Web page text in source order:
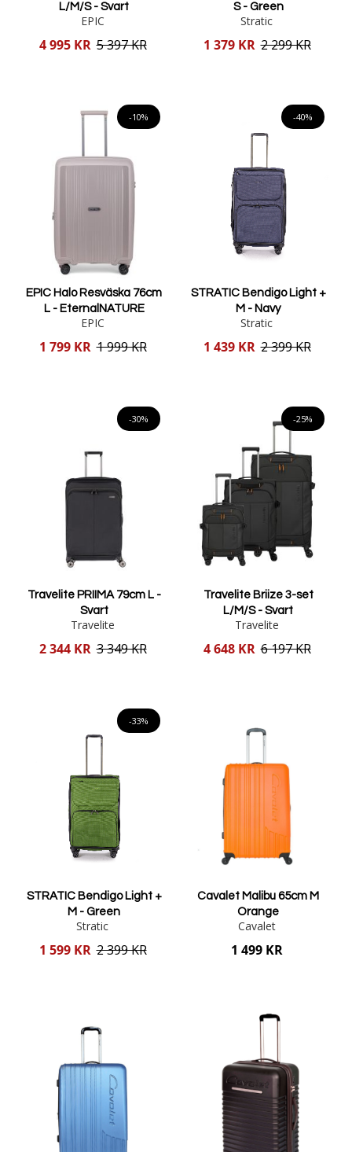
L/M/S - Svart
EPIC
Reducerat
4 995 KR 5 397 KR
S - Green
Stratic
Reducerat
1 379 KR 2 299 KR
-10%
EPIC Halo Resväska 76cm
L - EternalNATURE
EPIC
Reducerat
1 799 KR 1 999 KR
-40%
STRATIC Bendigo Light +
M - Navy
Stratic
Reducerat
1 439 KR 2 399 KR
-30%
Travelite PRIIMA 79cm L -
Svart
Travelite
Reducerat
2 344 KR 3 349 KR
-25%
Travelite Briize 3-set
L/M/S - Svart
Travelite
Reducerat
4 648 KR 6 197 KR
-33%
STRATIC Bendigo Light +
M - Green
Stratic
Reducerat
1 599 KR 2 399 KR
Cavalet Malibu 65cm M
Orange
Cavalet
1 499 KR